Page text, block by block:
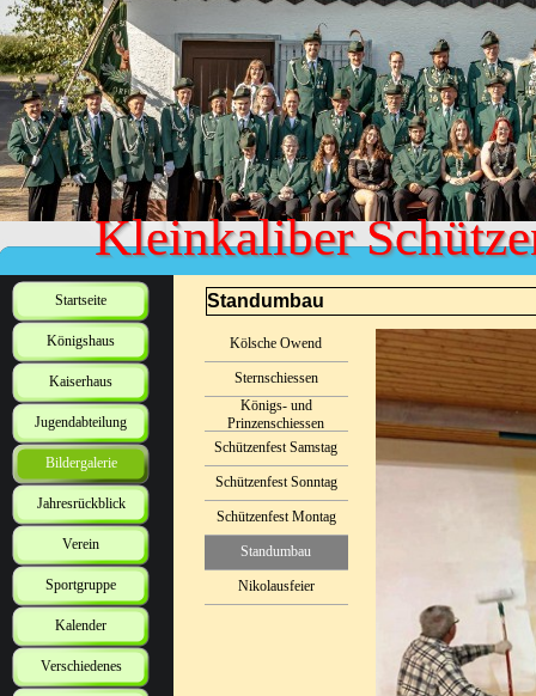
Kleinkaliber
Startseite
Königshaus
Kaiserhaus
Jugendabteilung
Bildergalerie
Jahresrückblick
Verein
Sportgruppe
Kalender
Verschiedenes
Standumbau
Kölsche Owend
Sternschiessen
Königs- und
Prinzenschiessen
Schützenfest Samstag
Schützenfest Sonntag
Schützenfest Montag
Standumbau
Nikolausfeier